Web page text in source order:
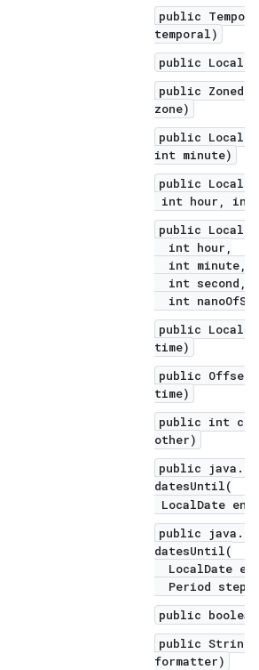
public
temporal)
public
public
zone)
public
int minute)
public
int hour, int
public
int hour,
int minute,
int second,
int
public
time)
public
time)
public int
other)
public
datesUntil(
LocalDate
public
datesUntil(
LocalDate
Period step)
public
public String
formatter)